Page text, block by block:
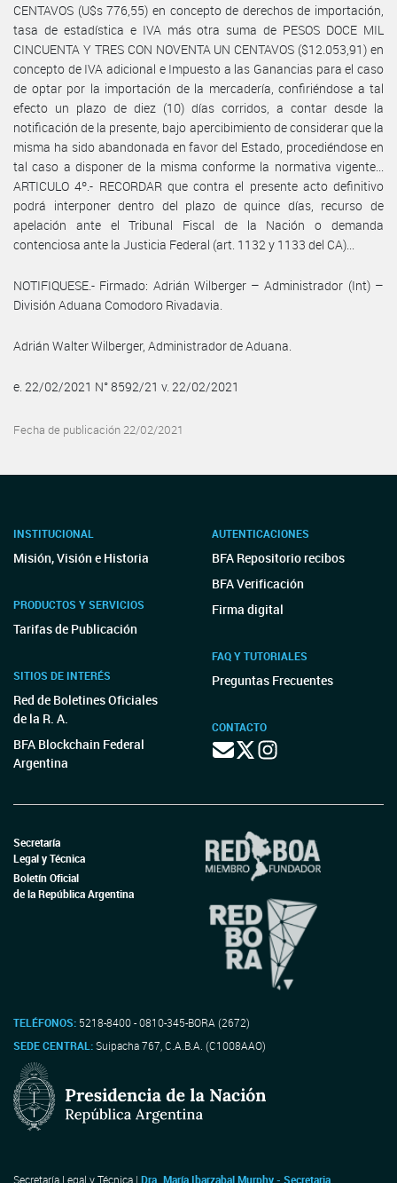
CENTAVOS (U$s 776,55) en concepto de derechos de importación,
tasa de estadística e IVA más otra suma de PESOS DOCE MIL
CINCUENTA Y TRES CON NOVENTA UN CENTAVOS ($12.053,91) en
concepto de IVA adicional e Impuesto a las Ganancias para el caso
de optar por la importación de la mercadería, confiriéndose a tal
efecto un plazo de diez (10) días corridos, a contar desde la
notificación de la presente, bajo apercibimiento de considerar que la
misma ha sido abandonada en favor del Estado, procediéndose en
tal caso a disponer de la misma conforme la normativa vigente...
ARTICULO 4º.- RECORDAR que contra el presente acto definitivo
podrá interponer dentro del plazo de quince días, recurso de
apelación ante el Tribunal Fiscal de la Nación o demanda
contenciosa ante la Justicia Federal (art. 1132 y 1133 del CA)...
NOTIFIQUESE.- Firmado: Adrián Wilberger – Administrador (Int) –
División Aduana Comodoro Rivadavia.
Adrián Walter Wilberger, Administrador de Aduana.
e. 22/02/2021 N° 8592/21 v. 22/02/2021
Fecha de publicación 22/02/2021
INSTITUCIONAL
Misión, Visión e Historia
PRODUCTOS Y SERVICIOS
Tarifas de Publicación
SITIOS DE INTERÉS
Red de Boletines Oficiales
de la R. A.
BFA Blockchain Federal
Argentina
AUTENTICACIONES
BFA Repositorio recibos
BFA Verificación
Firma digital
FAQ Y TUTORIALES
Preguntas Frecuentes
CONTACTO
Secretaría
Legal y Técnica
Boletín Oficial
de la República Argentina
TELÉFONOS: 5218-8400 - 0810-345-BORA (2672)
SEDE CENTRAL:Suipacha 767, C.A.B.A. (C1008AAO)
Secretaría Legal y Técnica | Dra. María Ibarzabal Murphy - Secretaria